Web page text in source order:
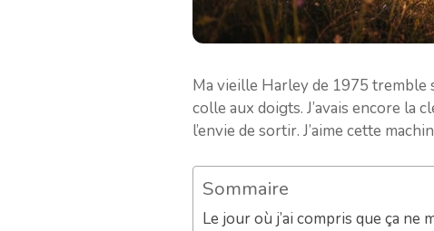
Ma vieille Harley de 1975 tremble
colle aux doigts. J’avais encore la
l’envie de sortir. J’aime cette
Sommaire
Le jour où j’ai compris que ça ne